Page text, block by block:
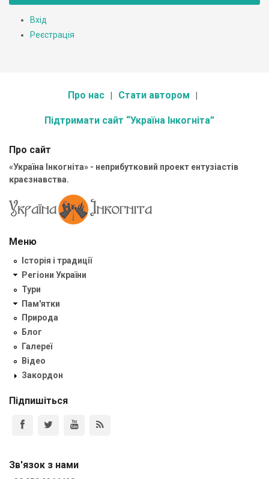
Вхід
Реєстрація
Про нас Стати автором
Підтримати сайт “Україна Інкогніта”
Про сайт
«Україна Інкогніта» - неприбутковий проект ентузіастів
краєзнавства.
Меню
Історія і традиції
Регіони України
Тури
Пам'ятки
Природа
Блог
Галереї
Відео
Закордон
Підпишіться
Зв'язок з нами